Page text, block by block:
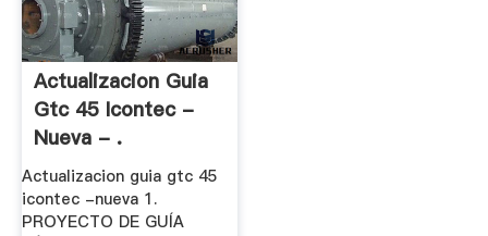
Actualizacion Guia
Gtc 45 Icontec -
Nueva - .
Actualizacion guia gtc 45
icontec -nueva 1.
PROYECTO DE GUÍA